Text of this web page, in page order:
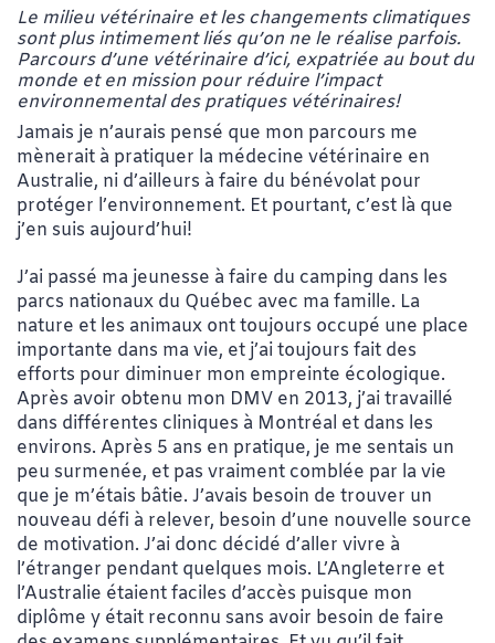
Le milieu vétérinaire et les changements climatiques
sont plus intimement liés qu’on ne le réalise parfois.
Parcours d’une vétérinaire d’ici, expatriée au bout du
monde et en mission pour réduire l’impact
environnemental des pratiques vétérinaires!
Jamais je n’aurais pensé que mon parcours me
mènerait à pratiquer la médecine vétérinaire en
Australie, ni d’ailleurs à faire du bénévolat pour
protéger l’environnement. Et pourtant, c’est là que
j’en suis aujourd’hui!
J’ai passé ma jeunesse à faire du camping dans les
parcs nationaux du Québec avec ma famille. La
nature et les animaux ont toujours occupé une place
importante dans ma vie, et j’ai toujours fait des
efforts pour diminuer mon empreinte écologique.
Après avoir obtenu mon DMV en 2013, j’ai travaillé
dans différentes cliniques à Montréal et dans les
environs. Après 5 ans en pratique, je me sentais un
peu surmenée, et pas vraiment comblée par la vie
que je m’étais bâtie. J’avais besoin de trouver un
nouveau défi à relever, besoin d’une nouvelle source
de motivation. J’ai donc décidé d’aller vivre à
l’étranger pendant quelques mois. L’Angleterre et
l’Australie étaient faciles d’accès puisque mon
diplôme y était reconnu sans avoir besoin de faire